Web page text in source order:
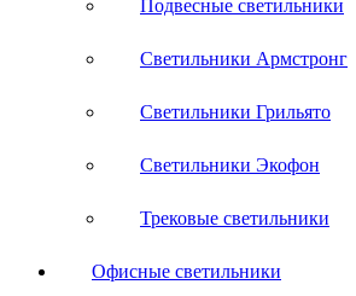
Подвесные светильники
Светильники Армстронг
Светильники Грильято
Светильники Экофон
Трековые светильники
Офисные светильники